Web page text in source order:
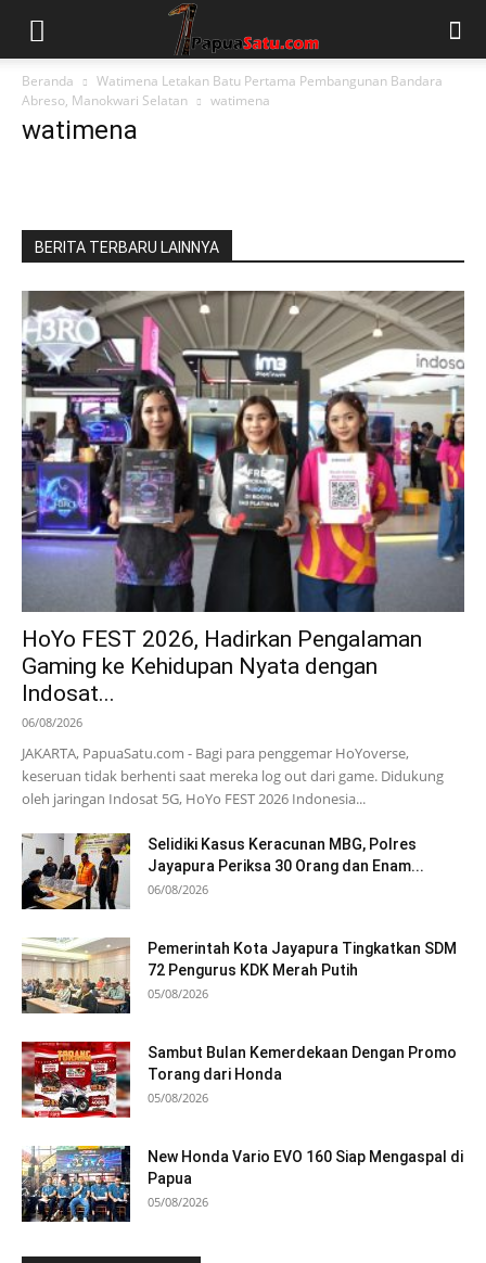
Beranda
Watimena Letakan Batu Pertama Pembangunan Bandara
Abreso, Manokwari Selatan
watimena
watimena
BERITA TERBARU LAINNYA
HoYo FEST 2026, Hadirkan Pengalaman
Gaming ke Kehidupan Nyata dengan
Indosat...
06/08/2026
JAKARTA, PapuaSatu.com - Bagi para penggemar HoYoverse,
keseruan tidak berhenti saat mereka log out dari game. Didukung
oleh jaringan Indosat 5G, HoYo FEST 2026 Indonesia...
Selidiki Kasus Keracunan MBG, Polres
Jayapura Periksa 30 Orang dan Enam...
06/08/2026
Pemerintah Kota Jayapura Tingkatkan SDM
72 Pengurus KDK Merah Putih
05/08/2026
Sambut Bulan Kemerdekaan Dengan Promo
Torang dari Honda
05/08/2026
New Honda Vario EVO 160 Siap Mengaspal di
Papua
05/08/2026